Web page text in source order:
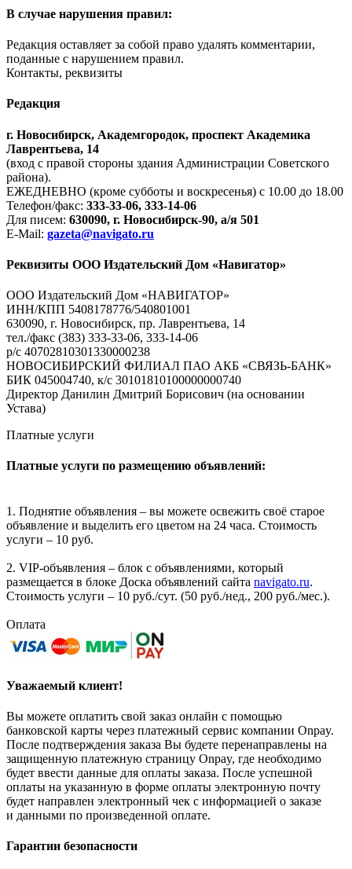
В случае нарушения правил:
Редакция оставляет за собой право удалять комментарии,
поданные с нарушением правил.
Контакты, реквизиты
Редакция
г. Новосибирск, Академгородок, проспект Академика
Лаврентьева, 14
(вход с правой стороны здания Администрации Советского
района).
ЕЖЕДНЕВНО (кроме субботы и воскресенья) с 10.00 до 18.00
Телефон/факс: 333-33-06, 333-14-06
Для писем: 630090, г. Новосибирск-90, а/я 501
E-Mail: gazeta@navigato.ru
Реквизиты ООО Издательский Дом «Навигатор»
ООО Издательский Дом «НАВИГАТОР»
ИНН/КПП 5408178776/540801001
630090, г. Новосибирск, пр. Лаврентьева, 14
тел./факс (383) 333-33-06, 333-14-06
р/с 40702810301330000238
НОВОСИБИРСКИЙ ФИЛИАЛ ПАО АКБ «СВЯЗЬ-БАНК»
БИК 045004740, к/с 30101810100000000740
Директор Данилин Дмитрий Борисович (на основании
Устава)
Платные услуги
Платные услуги по размещению объявлений:
1. Поднятие объявления – вы можете освежить своё старое
объявление и выделить его цветом на 24 часа. Стоимость
услуги – 10 руб.
2. VIP-объявления – блок с объявлениями, который
размещается в блоке Доска объявлений сайта navigato.ru.
Стоимость услуги – 10 руб./сут. (50 руб./нед., 200 руб./мес.).
Оплата
Уважаемый клиент!
Вы можете оплатить свой заказ онлайн с помощью
банковской карты через платежный сервис компании Onpay.
После подтверждения заказа Вы будете перенаправлены на
защищенную платежную страницу Onpay, где необходимо
будет ввести данные для оплаты заказа. После успешной
оплаты на указанную в форме оплаты электронную почту
будет направлен электронный чек с информацией о заказе
и данными по произведенной оплате.
Гарантии безопасности